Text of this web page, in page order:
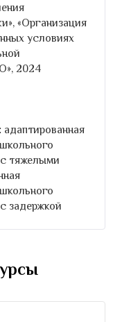
«Организация
условиях
2024
адаптированная
тяжелыми
задержкой